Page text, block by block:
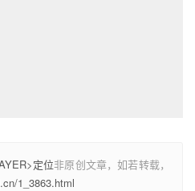
定位非原创文章，如若转载，
1_3863.html